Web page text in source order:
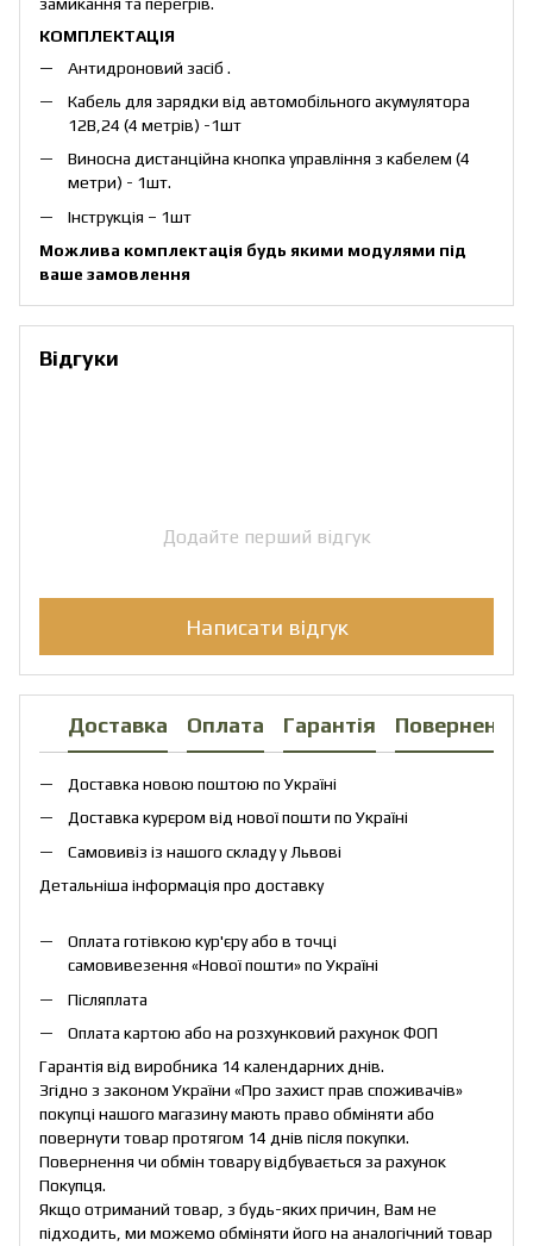
КОМПЛЕКТАЦІЯ
Антидроновий засіб .
Кабель для зарядки від автомобільного акумулятора
12В,24 (4 метрів) -1шт
Виносна дистанційна кнопка управління з кабелем (4
метри) - 1шт.
Інструкція – 1шт
Можлива комплектація будь якими модулями під
ваше замовлення
Відгуки
Додайте перший відгук
Написати відгук
Доставка Оплата Гарантія Повернення
Доставка новою поштою по Україні
Доставка курєром від нової пошти по Україні
Самовивіз із нашого складу у Львові
Детальніша інформація про доставку
Оплата готівкою кур'єру або в точці
самовивезення «Нової пошти» по Україні
Післяплата
Оплата картою або на розхунковий рахунок ФОП
Гарантія від виробника 14 календарних днів.
Згідно з законом України «Про захист прав споживачів»
покупці нашого магазину мають право обміняти або
повернути товар протягом 14 днів після покупки.
Повернення чи обмін товару відбувається за рахунок
Покупця.
Якщо отриманий товар, з будь-яких причин, Вам не
підходить, ми можемо обміняти його на аналогічний товар